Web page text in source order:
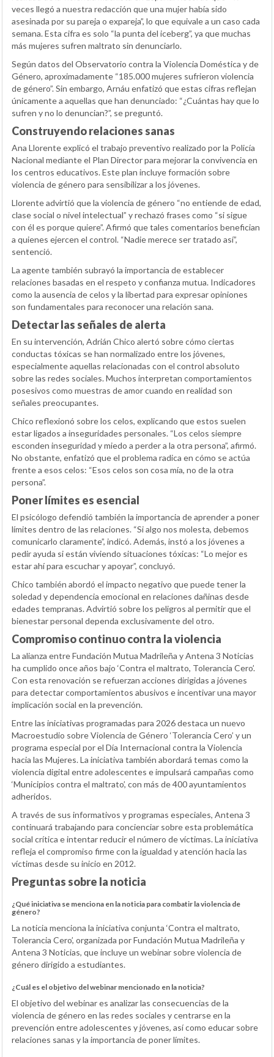
veces llegó a nuestra redacción que una mujer había sido
asesinada por su pareja o expareja”, lo que equivale a un caso cada
semana. Esta cifra es solo “la punta del iceberg”, ya que muchas
más mujeres sufren maltrato sin denunciarlo.
Según datos del Observatorio contra la Violencia Doméstica y de
Género, aproximadamente “185.000 mujeres sufrieron violencia
de género”. Sin embargo, Arnáu enfatizó que estas cifras reflejan
únicamente a aquellas que han denunciado: “¿Cuántas hay que lo
sufren y no lo denuncian?”, se preguntó.
Construyendo relaciones sanas
Ana Llorente explicó el trabajo preventivo realizado por la Policía
Nacional mediante el Plan Director para mejorar la convivencia en
los centros educativos. Este plan incluye formación sobre
violencia de género para sensibilizar a los jóvenes.
Llorente advirtió que la violencia de género “no entiende de edad,
clase social o nivel intelectual” y rechazó frases como “si sigue
con él es porque quiere”. Afirmó que tales comentarios benefician
a quienes ejercen el control. “Nadie merece ser tratado así”,
sentenció.
La agente también subrayó la importancia de establecer
relaciones basadas en el respeto y confianza mutua. Indicadores
como la ausencia de celos y la libertad para expresar opiniones
son fundamentales para reconocer una relación sana.
Detectar las señales de alerta
En su intervención, Adrián Chico alertó sobre cómo ciertas
conductas tóxicas se han normalizado entre los jóvenes,
especialmente aquellas relacionadas con el control absoluto
sobre las redes sociales. Muchos interpretan comportamientos
posesivos como muestras de amor cuando en realidad son
señales preocupantes.
Chico reflexionó sobre los celos, explicando que estos suelen
estar ligados a inseguridades personales. “Los celos siempre
esconden inseguridad y miedo a perder a la otra persona”, afirmó.
No obstante, enfatizó que el problema radica en cómo se actúa
frente a esos celos: “Esos celos son cosa mía, no de la otra
persona”.
Poner límites es esencial
El psicólogo defendió también la importancia de aprender a poner
límites dentro de las relaciones. “Si algo nos molesta, debemos
comunicarlo claramente”, indicó. Además, instó a los jóvenes a
pedir ayuda si están viviendo situaciones tóxicas: “Lo mejor es
estar ahí para escuchar y apoyar”, concluyó.
Chico también abordó el impacto negativo que puede tener la
soledad y dependencia emocional en relaciones dañinas desde
edades tempranas. Advirtió sobre los peligros al permitir que el
bienestar personal dependa exclusivamente del otro.
Compromiso continuo contra la violencia
La alianza entre Fundación Mutua Madrileña y Antena 3 Noticias
ha cumplido once años bajo ‘Contra el maltrato, Tolerancia Cero’.
Con esta renovación se refuerzan acciones dirigidas a jóvenes
para detectar comportamientos abusivos e incentivar una mayor
implicación social en la prevención.
Entre las iniciativas programadas para 2026 destaca un nuevo
Macroestudio sobre Violencia de Género ‘Tolerancia Cero’ y un
programa especial por el Día Internacional contra la Violencia
hacia las Mujeres. La iniciativa también abordará temas como la
violencia digital entre adolescentes e impulsará campañas como
‘Municipios contra el maltrato’, con más de 400 ayuntamientos
adheridos.
A través de sus informativos y programas especiales, Antena 3
continuará trabajando para concienciar sobre esta problemática
social crítica e intentar reducir el número de víctimas. La iniciativa
refleja el compromiso firme con la igualdad y atención hacia las
víctimas desde su inicio en 2012.
Preguntas sobre la noticia
¿Qué iniciativa se menciona en la noticia para combatir la violencia de
género?
La noticia menciona la iniciativa conjunta ‘Contra el maltrato,
Tolerancia Cero’, organizada por Fundación Mutua Madrileña y
Antena 3 Noticias, que incluye un webinar sobre violencia de
género dirigido a estudiantes.
¿Cuál es el objetivo del webinar mencionado en la noticia?
El objetivo del webinar es analizar las consecuencias de la
violencia de género en las redes sociales y centrarse en la
prevención entre adolescentes y jóvenes, así como educar sobre
relaciones sanas y la importancia de poner límites.